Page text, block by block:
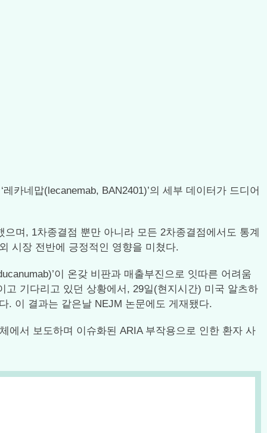
카네맙(lecanemab, BAN2401)’의 세부 데이터가 드디어
며, 1차종결점 뿐만 아니라 모든 2차종결점에서도 통계
시장 전반에 긍정적인 영향을 미쳤다.
이 온갖 비판과 매출부진으로 잇따른 어려움
기다리고 있던 상황에서, 29일(현지시간) 미국 알츠하
. 이 결과는 같은날 NEJM 논문에도 게재됐다.
에서 보도하며 이슈화된 ARIA 부작용으로 인한 환자 사